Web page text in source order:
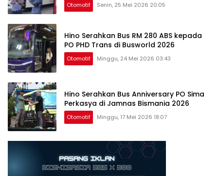
Otomotif Senin, 25 Mei 2026 20:05
Hino Serahkan Bus RM 280 ABS kepada
PO PHD Trans di Busworld 2026
Otomotif Minggu, 24 Mei 2026 03:43
Hino Serahkan Bus Anniversary PO Sima
Perkasya di Jamnas Bismania 2026
Otomotif Minggu, 17 Mei 2026 18:07